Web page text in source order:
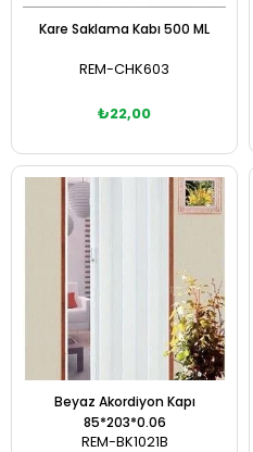
Kare Saklama Kabı 500 ML
REM-CHK603
₺22,00
Sepete Ekle
Beyaz Akordiyon Kapı
85*203*0.06
REM-BK1021B